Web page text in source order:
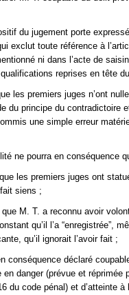
du jugement porte
exclut toute référence à
ni dans l’acte de
reprises en tête
les premiers juges n’ont
du principe du contradictoire
une simple erreur
ne pourra en conséquence
les premiers juges ont
siens ;
M. T. a reconnu avoir
qu’il l’a “enregistrée”,
qu’il ignorait l’avoir fait ;
conséquence déclaré
danger (prévue et réprimée
du code pénal) et d’atteinte à